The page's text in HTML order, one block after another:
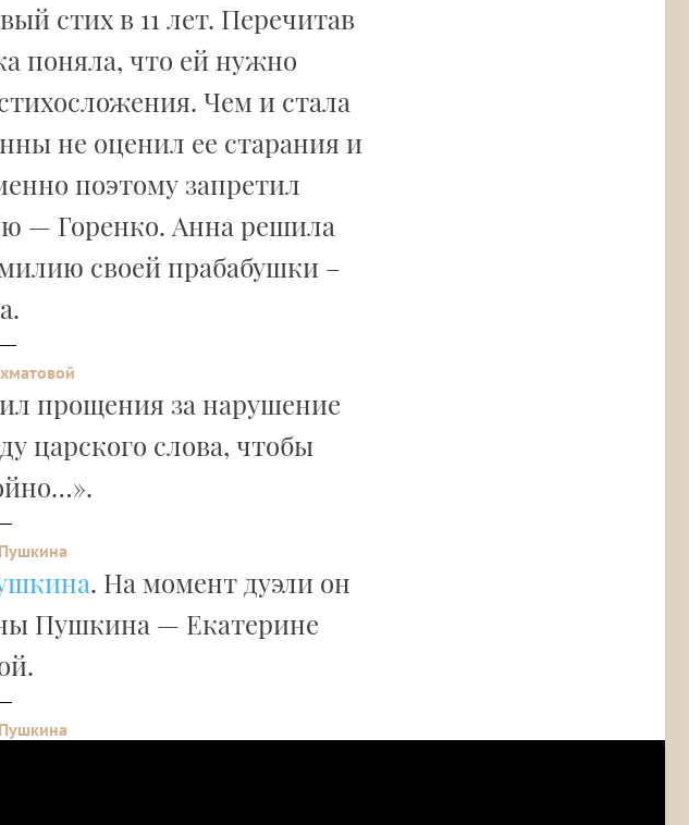
стих в 11 лет. Перечитав
поняла, что ей нужно
Чем и стала
не оценил ее старания и
поэтому запретил
— Горенко. Анна решила
своей прабабушки –
прощения за нарушение
царского слова, чтобы
. На момент дуэли он
Пушкина — Екатерине